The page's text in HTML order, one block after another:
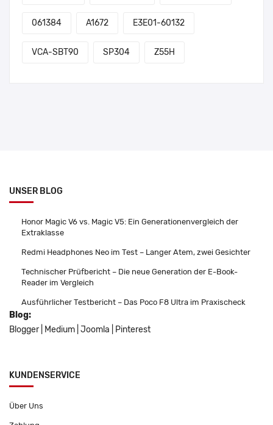
061384 A1672 E3E01-60132
VCA-SBT90 SP304 Z55H
UNSER BLOG
Honor Magic V6 vs. Magic V5: Ein Generationenvergleich der
Extraklasse
Redmi Headphones Neo im Test – Langer Atem, zwei Gesichter
Technischer Prüfbericht – Die neue Generation der E-Book-
Reader im Vergleich
Ausführlicher Testbericht – Das Poco F8 Ultra im Praxischeck
Blog:
Blogger
Medium Joomla Pinterest
KUNDENSERVICE
Über Uns